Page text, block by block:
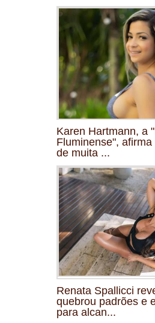
Karen Hartmann, a
Fluminense",
de muita ...
Renata Spallicci
quebrou padrões e
para alcan...